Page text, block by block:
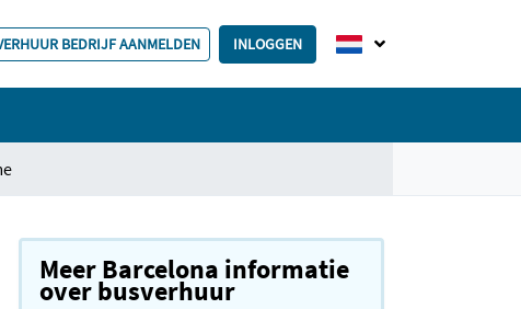
BEDRIJF AANMELDEN INLOGGEN
Meer Barcelona informatie
over busverhuur